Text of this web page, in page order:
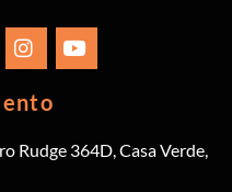
Rudge 364D, Casa Verde,